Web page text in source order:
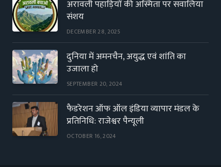
अरावली पहाड़ियों की अस्मिता पर सवालिया
संशय
DECEMBER 28, 2025
दुनिया में अमनचैन, अयुद्ध एवं शांति का
उजाला हो
SEPTEMBER 20, 2024
फैडरेशन ऑफ ऑल इंडिया व्यापार मंडल के
प्रतिनिधि: राजेश्वर पैन्यूली
OCTOBER 16, 2024